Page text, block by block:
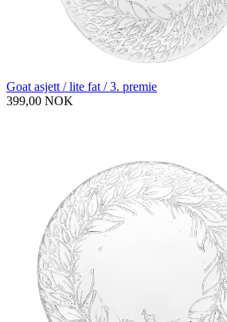
Goat asjett / lite fat / 3. premie
399,00 NOK